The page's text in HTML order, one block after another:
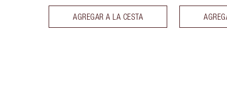
AGREGAR A LA CESTA